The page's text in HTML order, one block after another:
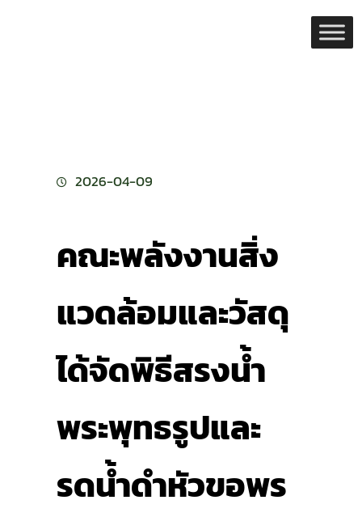
2026-04-09
คณะพลังงานสิ่ง
แวดล้อมและวัสดุ
ได้จัดพิธีสรงน้ำ
พระพุทธรูปและ
รดน้ำดำหัวขอพร